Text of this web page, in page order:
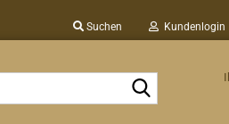
Suchen Kundenlogin